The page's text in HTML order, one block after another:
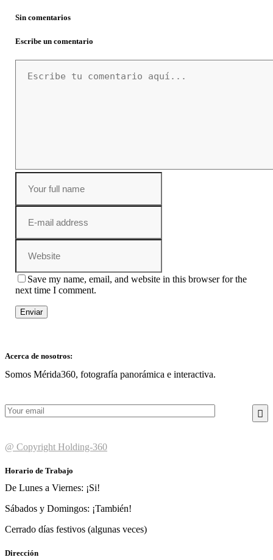
Sin comentarios
Escribe un comentario
Save my name, email, and website in this browser for the
next time I comment.
Acerca de nosotros:
Somos Mérida360, fotografía panorámica e interactiva.
@ Copyright Holding-360
Horario de Trabajo
De Lunes a Viernes: ¡Si!
Sábados y Domingos: ¡También!
Cerrado días festivos (algunas veces)
Dirección